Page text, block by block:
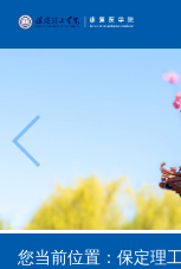
您当前位置： 保定理